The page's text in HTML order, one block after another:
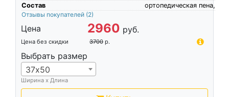
Состав
ортопедическая пена,
Отзывы покупателей (2)
Цена 2960 руб.
Цена без скидки 3700 р.
Выбрать размер
37х50
Ширина х Длина